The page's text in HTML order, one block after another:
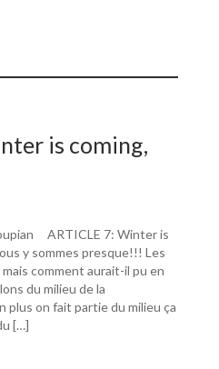
is coming,
ARTICLE 7: Winter is
y sommes presque!!! Les
comment aurait-il pu en
du milieu de la
on fait partie du milieu ça
[…]